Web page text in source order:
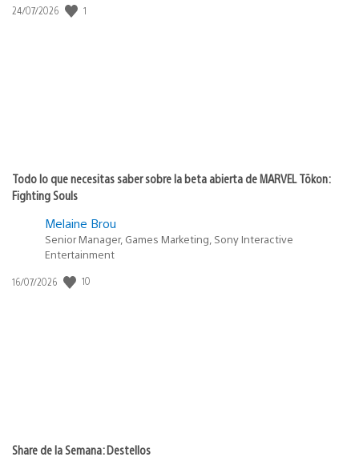
Fecha
24/07/2026 1
Todo lo que necesitas saber sobre la beta abierta de MARVEL Tōkon:
Fighting Souls
Melaine Brou
Senior Manager, Games Marketing, Sony Interactive
Entertainment
Fecha
16/07/2026 10
Share de la Semana: Destellos